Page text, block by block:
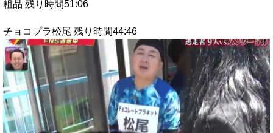
粗品 残り時間51:06
チョコプラ松尾 残り時間44:46